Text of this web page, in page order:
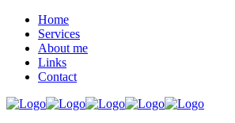
Home
Services
About me
Links
Contact